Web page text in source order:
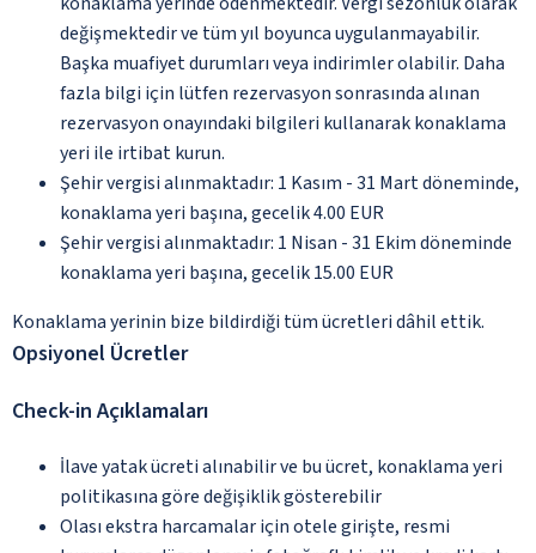
değişmektedir ve tüm yıl boyunca uygulanmayabilir.
Başka muafiyet durumları veya indirimler olabilir. Daha
fazla bilgi için lütfen rezervasyon sonrasında alınan
rezervasyon onayındaki bilgileri kullanarak konaklama
yeri ile irtibat kurun.
Şehir vergisi alınmaktadır: 1 Kasım - 31 Mart döneminde,
konaklama yeri başına, gecelik 4.00 EUR
Şehir vergisi alınmaktadır: 1 Nisan - 31 Ekim döneminde
konaklama yeri başına, gecelik 15.00 EUR
Konaklama yerinin bize bildirdiği tüm ücretleri dâhil ettik.
Opsiyonel Ücretler
Check-in Açıklamaları
İlave yatak ücreti alınabilir ve bu ücret, konaklama yeri
politikasına göre değişiklik gösterebilir
Olası ekstra harcamalar için otele girişte, resmi